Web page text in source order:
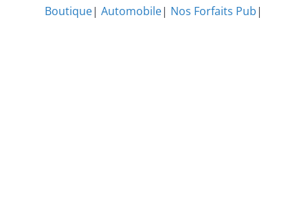
Boutique|Automobile| Nos Forfaits Pub|